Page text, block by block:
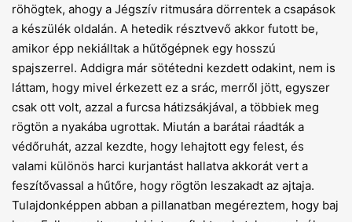
röhögtek, ahogy a Jégszív ritmusára dörrentek a csapások
a készülék oldalán. A hetedik résztvevő akkor futott be,
amikor épp nekiálltak a hűtőgépnek egy hosszú
spajszerrel. Addigra már sötétedni kezdett odakint, nem is
láttam, hogy mivel érkezett ez a srác, merről jött, egyszer
csak ott volt, azzal a furcsa hátizsákjával, a többiek meg
rögtön a nyakába ugrottak. Miután a barátai ráadták a
védőruhát, azzal kezdte, hogy lehajtott egy felest, és
valami különös harci kurjantást hallatva akkorát vert a
feszítővassal a hűtőre, hogy rögtön leszakadt az ajtaja.
Tulajdonképpen abban a pillanatban megéreztem, hogy baj